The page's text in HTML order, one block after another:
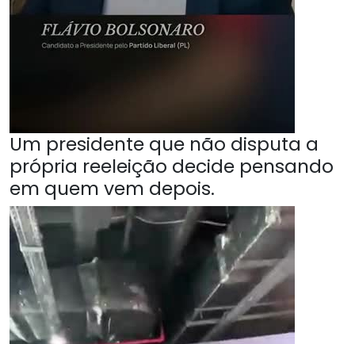
Um presidente que não disputa a
própria reeleição decide pensando
em quem vem depois.